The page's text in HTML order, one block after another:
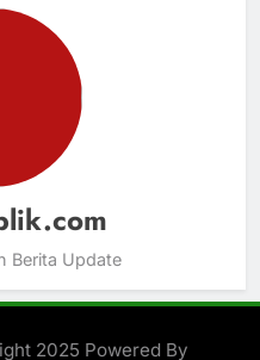
Berita Update
2025 Powered By